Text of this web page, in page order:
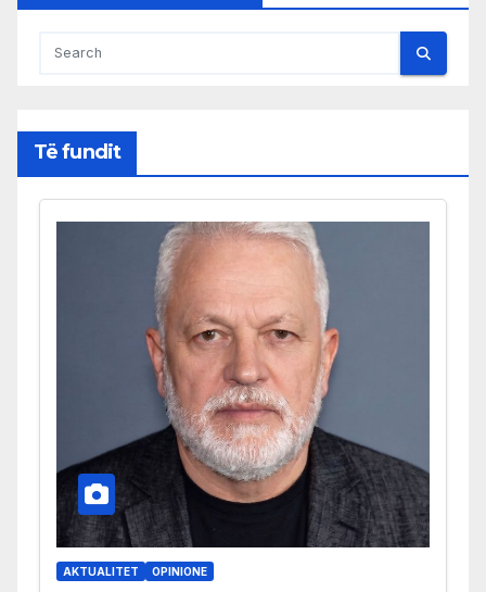
Të fundit
AKTUALITET OPINIONE